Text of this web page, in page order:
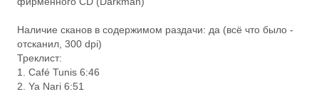
Наличие сканов в содержимом раздачи: да (всё что было -
отсканил, 300 dpi)
Треклист:
1. Café Tunis 6:46
2. Ya Nari 6:51